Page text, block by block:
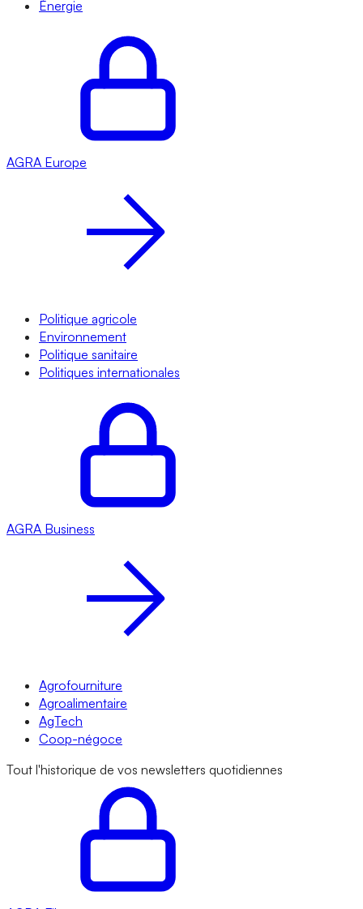
Énergie
AGRA Europe
Politique agricole
Environnement
Politique sanitaire
Politiques internationales
AGRA Business
Agrofourniture
Agroalimentaire
AgTech
Coop-négoce
Tout l'historique de vos newsletters quotidiennes